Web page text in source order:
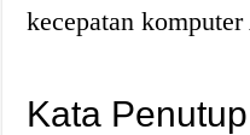
kecepatan komputer
Kata Penutup